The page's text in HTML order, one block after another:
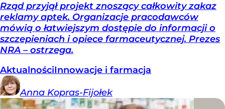
Rząd przyjął projekt znoszący całkowity zakaz
reklamy aptek. Organizacje pracodawców
mówią o łatwiejszym dostępie do informacji o
szczepieniach i opiece farmaceutycznej. Prezes
NRA – ostrzega.
AktualnościInnowacje i farmacja
Anna Kopras-Fijołek